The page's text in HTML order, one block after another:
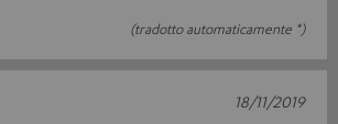
(tradotto automaticamente *)
18/11/2019